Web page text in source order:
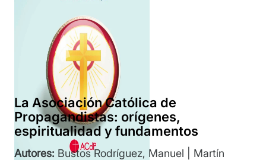
La Asociación Católica de
Propagandistas: orígenes,
espiritualidad y fundamentos
Autores: Bustos Rodríguez, Manuel | Martín